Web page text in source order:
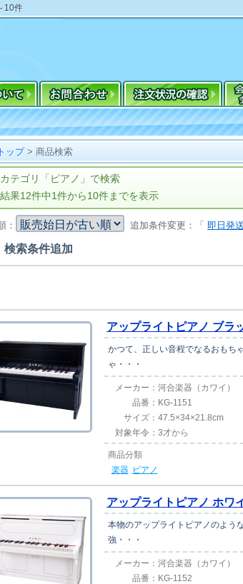
10件
トップ>商品検索
テゴリ「ピアノ」で検索
果12件中1件から10件までを表示
： 追加条件変更：「 即日発送
検索条件追加
アップライトピアノ ブラ
かつて、正しい音程でなるおもち
ゃ・・・
メーカー：河合楽器（カワイ）
品番： KG-1151
サイズ：47.5×34×21.8cm
対象年令：3才から
商品分類
楽器 ピアノ
アップライトピアノ ホワ
本物のアップライトピアノのよう
強・・・
メーカー：河合楽器（カワイ）
品番： KG-1152